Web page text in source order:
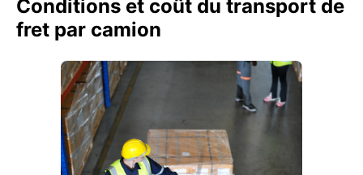
Conditions et coût du transport de
fret par camion